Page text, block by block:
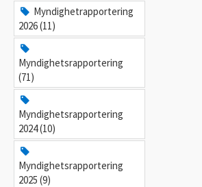
Myndighetrapportering
2026 (11)
Myndighetsrapportering
(71)
Myndighetsrapportering
2024 (10)
Myndighetsrapportering
2025 (9)